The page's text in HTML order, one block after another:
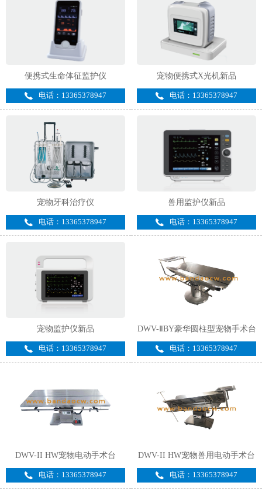
便携式生命体征监护仪
电话：13365378947
宠物便携式X光机新品
电话：13365378947
宠物牙科治疗仪
电话：13365378947
兽用监护仪新品
电话：13365378947
宠物监护仪新品
电话：13365378947
DWV-ⅡBY豪华圆柱型宠物手术台
电话：13365378947
DWV-II HW宠物电动手术台
电话：13365378947
DWV-II HW宠物兽用电动手术台
电话：13365378947